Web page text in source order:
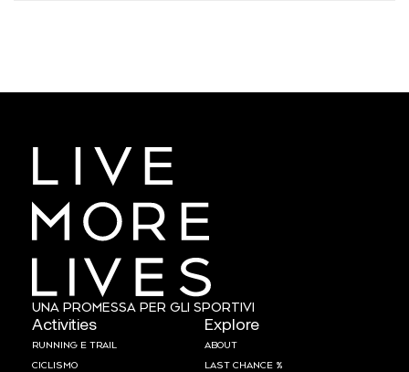
Activities
RUNNING E TRAIL
CICLISMO
Explore
ABOUT
LAST CHANCE %
UNA PROMESSA PER GLI SPORTIVI